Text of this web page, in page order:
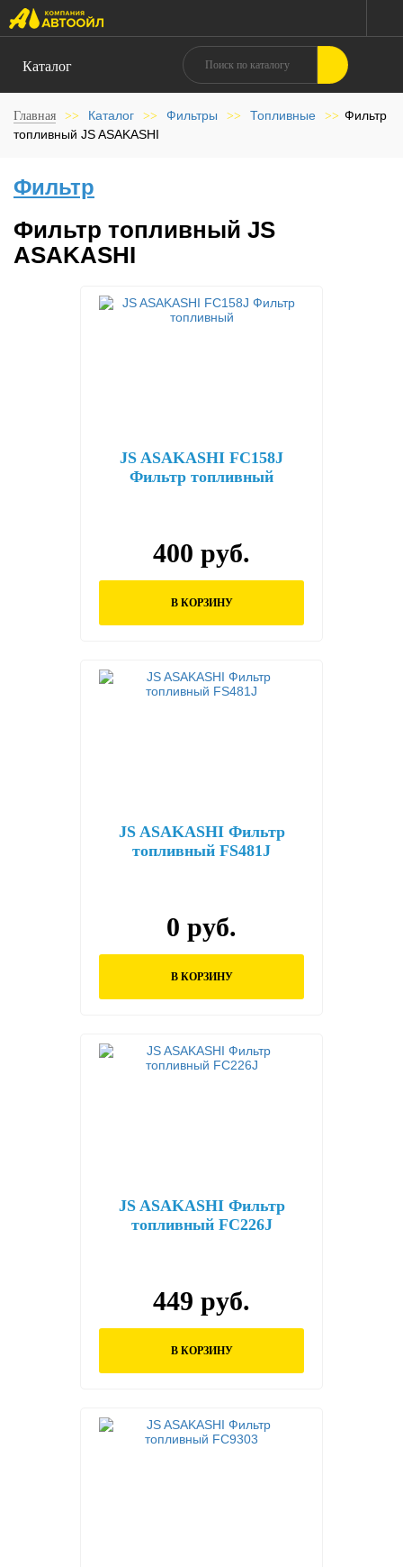
Каталог
Главная >> Каталог >> Фильтры >> Топливные >> Фильтр
топливный JS ASAKASHI
Фильтр
Фильтр топливный JS
ASAKASHI
JS ASAKASHI FC158J
Фильтр топливный
400 руб.
В КОРЗИНУ
JS ASAKASHI Фильтр
топливный FS481J
0 руб.
В КОРЗИНУ
JS ASAKASHI Фильтр
топливный FC226J
449 руб.
В КОРЗИНУ